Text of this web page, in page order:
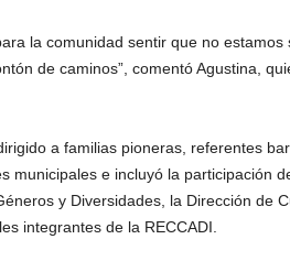
la comunidad sentir que no
de caminos”, comentó Agustina,
a familias pioneras, referentes
municipales e incluyó la participación
y Diversidades, la Dirección de
integrantes de la RECCADI.